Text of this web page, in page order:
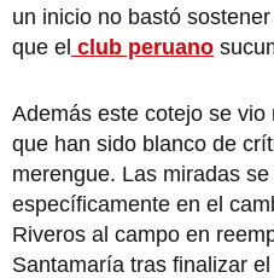
un inicio no bastó
que el club peruano
Además este cotejo se
que han sido blanco de
merengue. Las miradas
específicamente en el
Riveros al campo en
Santamaría tras finalizar